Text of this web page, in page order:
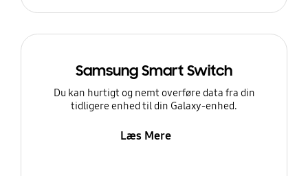
Samsung Smart Switch
Du kan hurtigt og nemt overføre data fra din
tidligere enhed til din Galaxy-enhed.
Læs Mere